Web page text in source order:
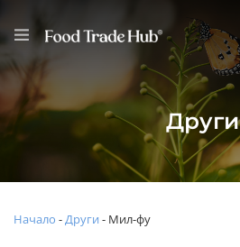
Други
Начало -Други - Мил-фу